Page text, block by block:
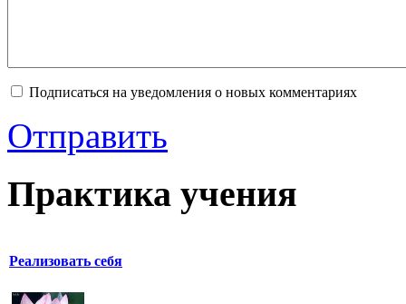
Подписаться на уведомления о новых комментариях
Отправить
Практика учения
Реализовать себя